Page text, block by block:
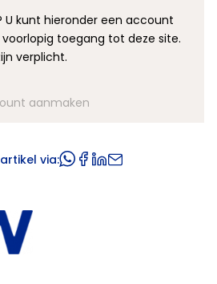
kunt hieronder een account
toegang tot deze site.
verplicht.
aanmaken
via: